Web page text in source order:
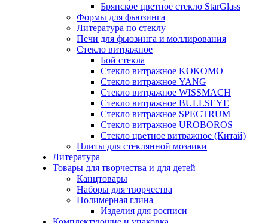
Брянское цветное стекло StarGlass
Формы для фьюзинга
Литература по стеклу
Печи для фьюзинга и моллирования
Стекло витражное
Бой стекла
Стекло витражное KOKOMO
Стекло витражное YANG
Стекло витражное WISSMACH
Стекло витражное BULLSEYE
Стекло витражное SPECTRUM
Стекло витражное UROBOROS
Стекло цветное витражное (Китай)
Плиты для стеклянной мозаики
Литература
Товары для творчества и для детей
Канцтовары
Наборы для творчества
Полимерная глина
Изделия для росписи